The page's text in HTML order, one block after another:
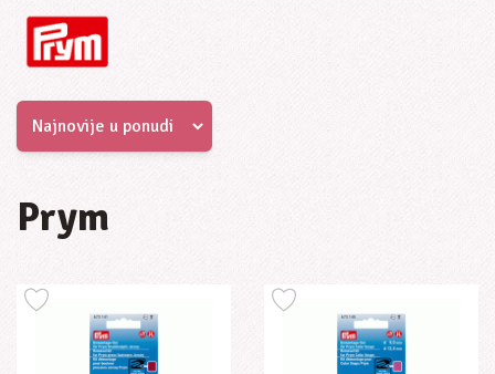
Prym